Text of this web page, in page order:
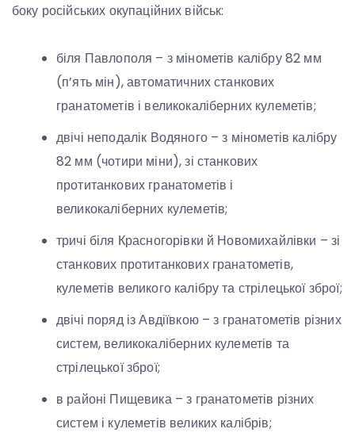
боку російських окупаційних військ:
біля Павлополя – з мінометів калібру 82 мм
(п’ять мін), автоматичних станкових
гранатометів і великокаліберних кулеметів;
двічі неподалік Водяного – з мінометів калібру
82 мм (чотири міни), зі станкових
протитанкових гранатометів і
великокаліберних кулеметів;
тричі біля Красногорівки й Новомихайлівки – зі
станкових протитанкових гранатометів,
кулеметів великого калібру та стрілецької зброї;
двічі поряд із Авдіївкою – з гранатометів різних
систем, великокаліберних кулеметів та
стрілецької зброї;
в районі Пищевика – з гранатометів різних
систем і кулеметів великих калібрів;